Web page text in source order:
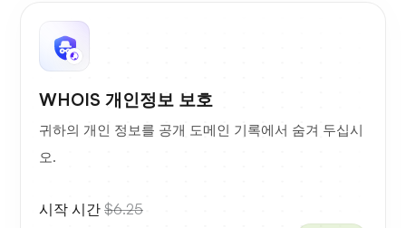
WHOIS 개인정보 보호
귀하의 개인 정보를 공개 도메인 기록에서 숨겨 두십시
오.
시작 시간 $6.25